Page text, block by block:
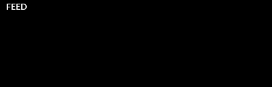
FEED